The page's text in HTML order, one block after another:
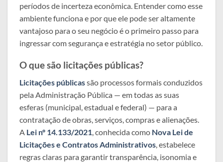
períodos de incerteza econômica. Entender como esse
ambiente funciona e por que ele pode ser altamente
vantajoso para o seu negócio é o primeiro passo para
ingressar com segurança e estratégia no setor público.
O que são licitações públicas?
Licitações públicassão processos formais conduzidos
pela Administração Pública — em todas as suas
esferas (municipal, estadual e federal) — para a
contratação de obras, serviços, compras e alienações.
A Lei nº 14.133/2021, conhecida como Nova Lei de
Licitações e Contratos Administrativos, estabelece
regras claras para garantir transparência, isonomia e